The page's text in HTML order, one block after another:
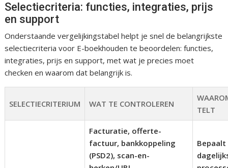
Selectiecriteria: functies, integraties, prijs
en support
Onderstaande vergelijkingstabel helpt je snel de belangrijkste
selectiecriteria voor E-boekhouden te beoordelen: functies,
integraties, prijs en support, met wat je precies moet
checken en waarom dat belangrijk is.
SELECTIECRITERIUM WAT TE CONTROLEREN
TELT
Facturatie, offerte-
factuur, bankkoppeling
(PSD2), scan-en-